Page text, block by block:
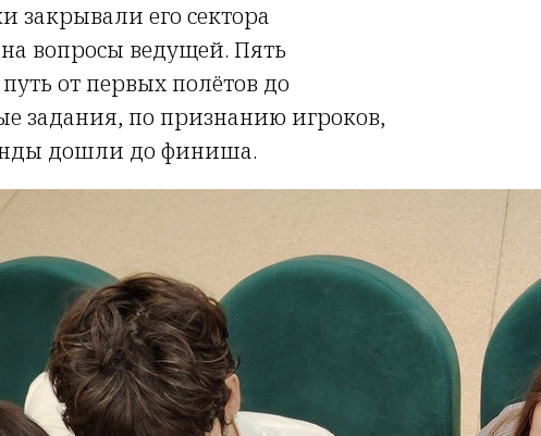
его сектора
вопросы ведущей. Пять
от первых полётов до
задания, по признанию игроков,
дошли до финиша.